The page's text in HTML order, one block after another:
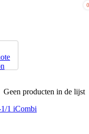
0
Geen producten in de lijst